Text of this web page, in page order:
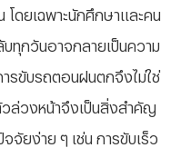
โดยเฉพาะนักศึกษาและคน
ทุกวันอาจกลายเป็นความ
รขับรถตอนฝนตกจึงไม่ใช่
วล่วงหน้าจึงเป็นสิ่งสำคัญ
จัยง่าย ๆ เช่น การขับเร็ว